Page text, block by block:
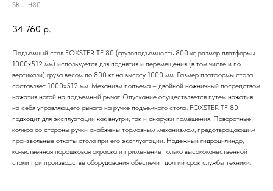
SKU: tf80
34 760 р.
Подъемный стол FOXSTER TF 80 (грузоподъемность 800 кг, размер платформы
1000x512 мм) используется для поднятия и перемещения (в том числе и по
вертикали) груза весом до 800 кг на высоту 1000 мм. Размер платформы стола
составляет 1000x512 мм. Механизм подъема – двойной ножничный посредством
нажатия ногой на подъемный рычаг. Опускание осуществляется путем нажатия
на себя управляющего рычага на ручке подъемного стола. FOXSTER TF 80
подходит для эксплуатации как внутри, так и снаружи помещения. Поворотные
колеса со стороны ручки снабжены тормозным механизмом, предотвращающим
произвольные откаты стола при его эксплуатации. Надежный гидроцилиндр,
качественная порошковая окраска и применение только высококачественной
стали при производстве оборудования обеспечит долгий срок службы техники.